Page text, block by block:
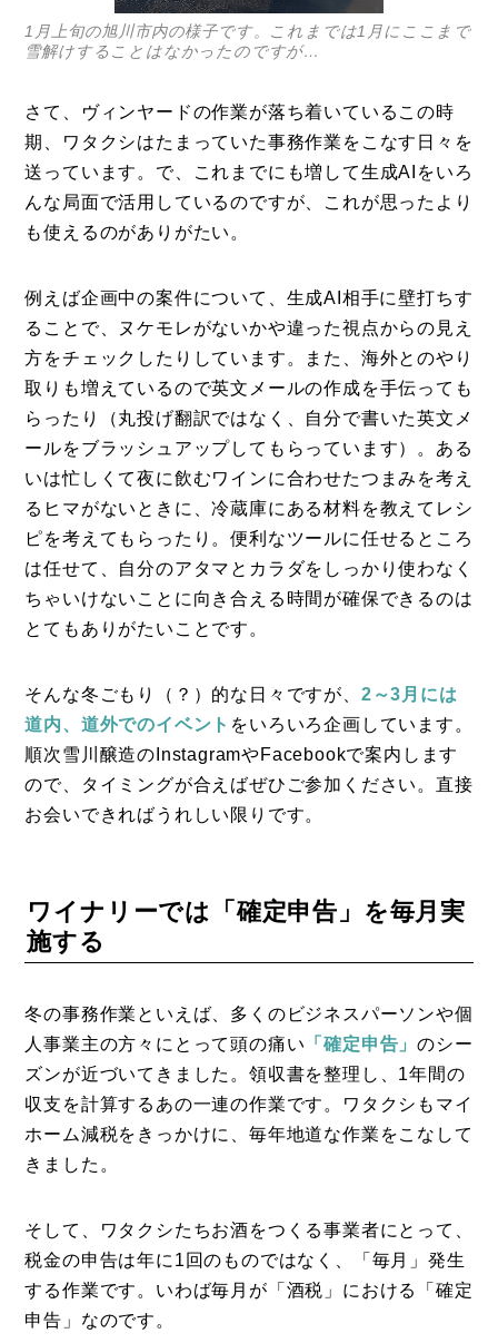
コラム
特集
トピックス
Photos
運営会社
登録
お問い合わせ
1月上旬の旭川市内の様子です。これまでは1月にここまで
雪解けすることはなかったのですが…
さて、ヴィンヤードの作業が落ち着いているこの時
期、ワタクシはたまっていた事務作業をこなす日々を
送っています。で、これまでにも増して生成AIをいろ
んな局面で活用しているのですが、これが思ったより
も使えるのがありがたい。
例えば企画中の案件について、生成AI相手に壁打ちす
ることで、ヌケモレがないかや違った視点からの見え
方をチェックしたりしています。また、海外とのやり
取りも増えているので英文メールの作成を手伝っても
らったり（丸投げ翻訳ではなく、自分で書いた英文メ
ールをブラッシュアップしてもらっています）。ある
いは忙しくて夜に飲むワインに合わせたつまみを考え
るヒマがないときに、冷蔵庫にある材料を教えてレシ
ピを考えてもらったり。便利なツールに任せるところ
は任せて、自分のアタマとカラダをしっかり使わなく
ちゃいけないことに向き合える時間が確保できるのは
とてもありがたいことです。
そんな冬ごもり（？）的な日々ですが、 2～3月には
道内、道外でのイベント をいろいろ企画しています。
順次雪川醸造のInstagramやFacebookで案内します
ので、タイミングが合えばぜひご参加ください。直接
お会いできればうれしい限りです。
ワイナリーでは「確定申告」を毎月実
施する
冬の事務作業といえば、多くのビジネスパーソンや個
人事業主の方々にとって頭の痛い 「確定申告」のシー
ズンが近づいてきました。領収書を整理し、1年間の
収支を計算するあの一連の作業です。ワタクシもマイ
ホーム減税をきっかけに、毎年地道な作業をこなして
きました。
そして、ワタクシたちお酒をつくる事業者にとって、
税金の申告は年に1回のものではなく、「毎月」発生
する作業です。いわば毎月が「酒税」における「確定
申告」なのです。